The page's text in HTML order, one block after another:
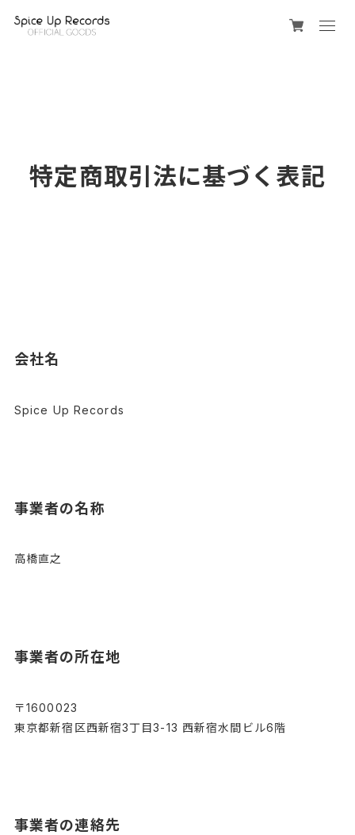
特定商取引法に基づく表記
会社名
Spice Up Records
事業者の名称
高橋直之
事業者の所在地
〒1600023
東京都新宿区西新宿3丁目3-13 西新宿水間ビル6階
事業者の連絡先